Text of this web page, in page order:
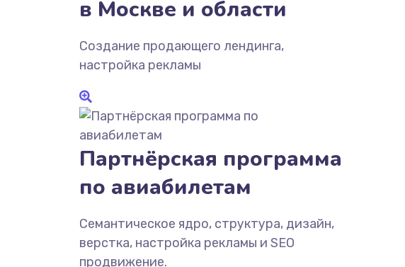
в Москве и области
Создание продающего лендинга,
настройка рекламы
Партнёрская программа
по авиабилетам
Семантическое ядро, структура, дизайн,
верстка, настройка рекламы и SEO
продвижение.